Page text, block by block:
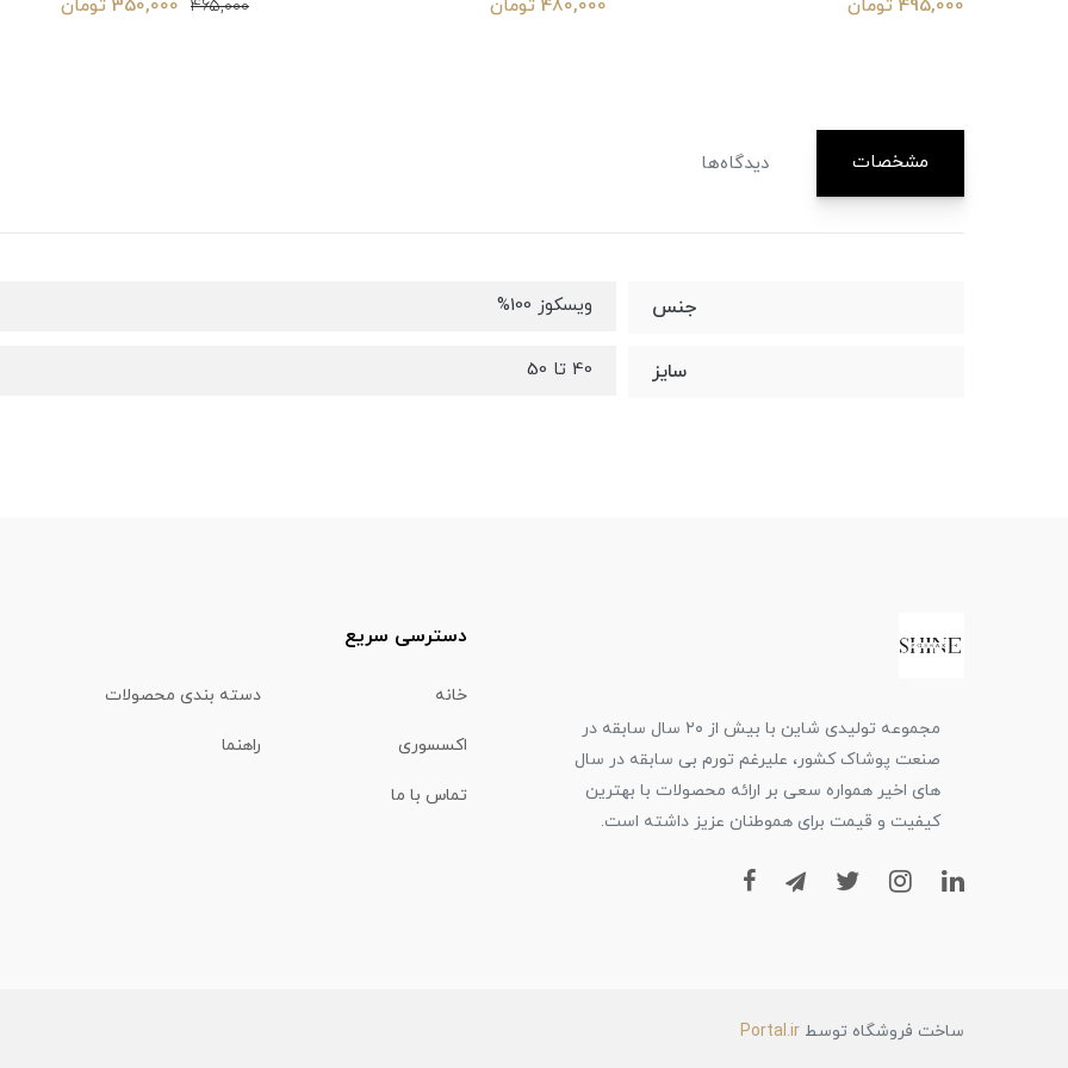
495,000 تومان
480,000 تومان
465,000 350,000 تومان
مشخصات دیدگاه‌ها
جنس ویسکوز 100%
سایز 40 تا 50
مجموعه تولیدی شاین با بیش از ۲۰ سال سابقه در
صنعت پوشاک کشور، علیرغم تورم بی سابقه در سال
های اخیر همواره سعی بر ارائه محصولات با بهترین
کیفیت و قیمت برای هموطنان عزیز داشته است.
دسترسی سریع
خانه دسته بندی محصولات
اکسسوری راهنما
تماس با ما
ساخت فروشگاه توسط Portal.ir